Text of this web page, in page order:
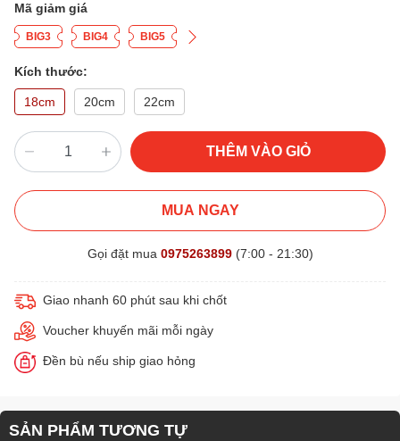
Mã giảm giá
BIG3 BIG4 BIG5
Kích thước:
18cm 20cm 22cm
THÊM VÀO GIỎ
MUA NGAY
Gọi đặt mua 0975263899(7:00 - 21:30)
Giao nhanh 60 phút sau khi chốt
Voucher khuyến mãi mỗi ngày
Đền bù nếu ship giao hỏng
SẢN PHẨM TƯƠNG TỰ